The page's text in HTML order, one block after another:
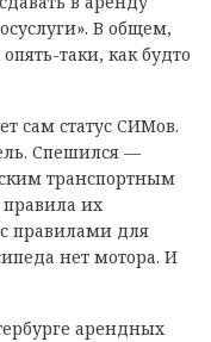
В общем,
таки, как будто
сам статус СИМов.
Спешился —
транспортным
правила их
правилами для
нет мотора. И
арендных